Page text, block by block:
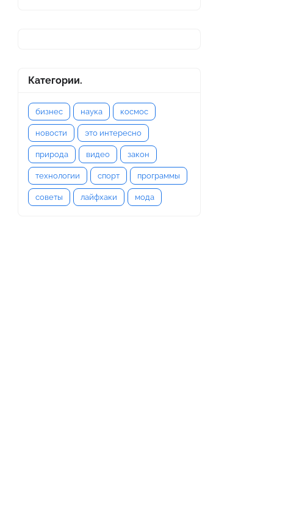
Категории.
бизнес наука космос
новости это интересно
природа видео закон
технологии спорт программы
советы лайфхаки мода